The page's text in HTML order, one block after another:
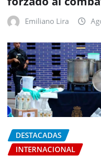
Emiliano Lira
DESTACADAS
INTERNACIONAL